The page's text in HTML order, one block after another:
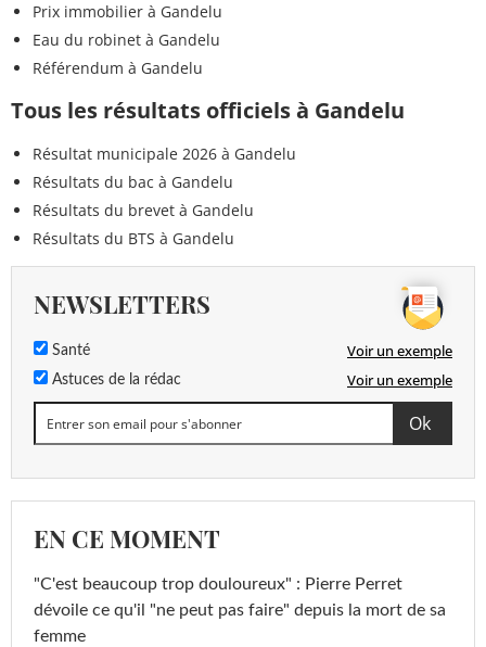
Prix immobilier à Gandelu
Eau du robinet à Gandelu
Référendum à Gandelu
Tous les résultats officiels à Gandelu
Résultat municipale 2026 à Gandelu
Résultats du bac à Gandelu
Résultats du brevet à Gandelu
Résultats du BTS à Gandelu
NEWSLETTERS
Santé Voir un exemple
Astuces de la rédac Voir un exemple
EN CE MOMENT
"C'est beaucoup trop douloureux" : Pierre Perret
dévoile ce qu'il "ne peut pas faire" depuis la mort de sa
femme